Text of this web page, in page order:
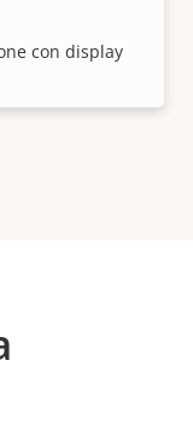
con display